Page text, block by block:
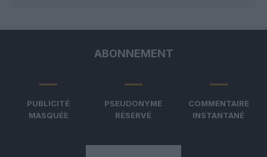
ABONNEMENT
PUBLICITÉ
MASQUÉE
PSEUDONYME
RÉSERVÉ
COMMENTAIRE
INSTANTANÉ